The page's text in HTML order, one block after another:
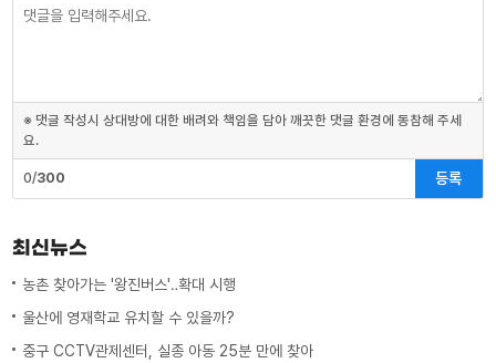
※ 댓글 작성시 상대방에 대한 배려와 책임을 담아 깨끗한 댓글 환경에 동참해 주세
요.
0/300 등록
최신뉴스
농촌 찾아가는 '왕진버스'‥확대 시행
울산에 영재학교 유치할 수 있을까?
중구 CCTV관제센터, 실종 아동 25분 만에 찾아